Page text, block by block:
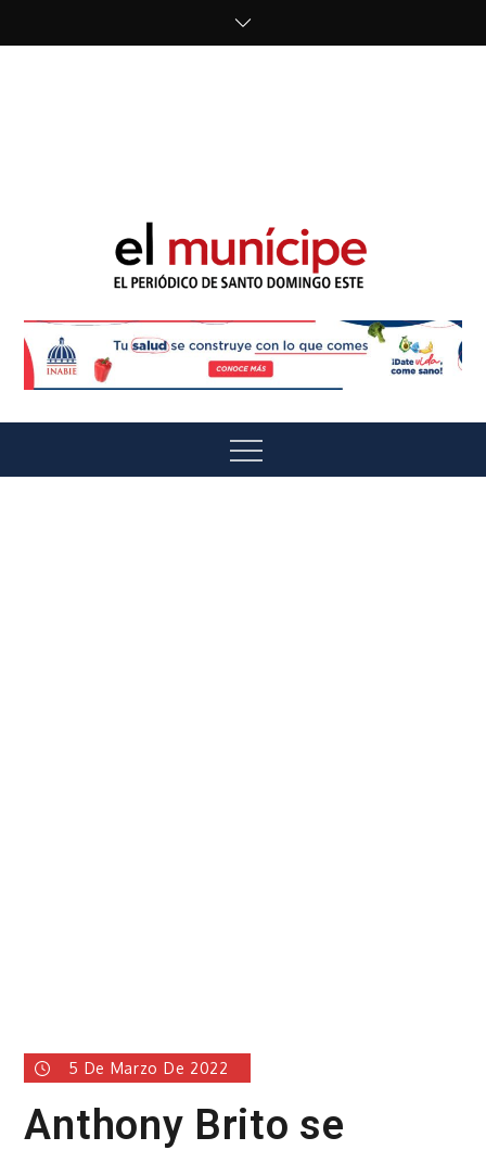
El Munícipe
Menu
5 De Marzo De 2022
Anthony Brito se